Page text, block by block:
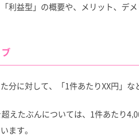
利益型」の概要や、メリット、デ
分に対して、「1件あたりXX円」
えたぶんについては、1件あたり
ます。